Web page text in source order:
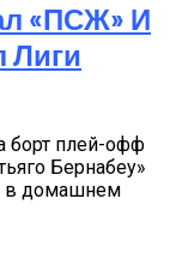
«ПСЖ» И
Лиги
борт плей-офф
Бернабеу»
в домашнем